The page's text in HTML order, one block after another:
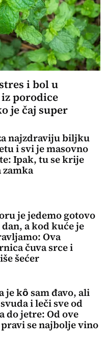
i bol u
porodice
je čaj super
najzdraviju biljku
i svi je masovno
Ipak, tu se krije
zamka
je jedemo gotovo
a kod kuće je
Ova
čuva srce i
šećer
je kȏ sam đavo, ali
i leči sve od
do jetre: Od ove
se najbolje vino